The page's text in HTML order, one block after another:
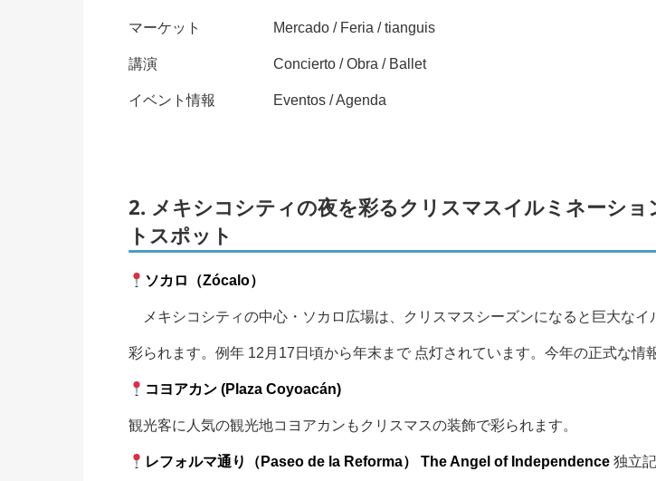
マーケット Mercado / Feria / tianguis
講演 Concierto / Obra / Ballet
イベント情報 Eventos / Agenda
2. メキシコシティの夜を彩るクリスマスイルミネーショ
トスポット
ソカロ（Zócalo）
メキシコシティの中心・ソカロ広場は、クリスマスシーズンになると巨大なイ
彩られます。例年 12月17日頃から年末まで 点灯されています。今年の正式な情
コヨアカン (Plaza Coyoacán)
観光客に人気の観光地コヨアカンもクリスマスの装飾で彩られます。
レフォルマ通り（Paseo de la Reforma） The Angel of Independence 独立